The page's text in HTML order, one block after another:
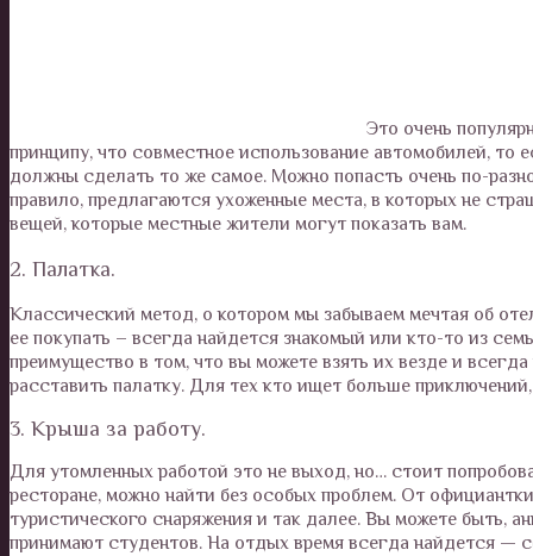
Это очень
принципу, что совместное использование автомобилей, то
должны сделать то же самое. Можно попасть очень по-
правило, предлагаются ухоженные места, в которых не
вещей, которые местные жители могут показать вам.
2. Палатка.
Классический метод, о котором мы забываем мечтая об
ее покупать – всегда найдется знакомый или кто-то из
преимущество в том, что вы можете взять их везде и
расставить палатку. Для тех кто ищет больше
3. Крыша за работу.
Для утомленных работой это не выход, но… стоит
ресторане, можно найти без особых проблем. От
туристического снаряжения и так далее. Вы можете быть,
принимают студентов. На отдых время всегда найдется —